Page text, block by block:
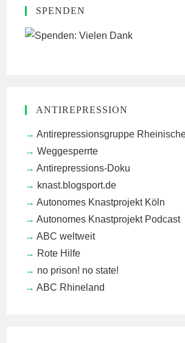
SPENDEN
ANTIREPRESSION
Antirepressionsgruppe
Weggesperrte
Antirepressions-Doku
knast.blogsport.de
Autonomes Knastprojekt Köln
Autonomes Knastprojekt Podcast
ABC weltweit
Rote Hilfe
no prison! no state!
ABC Rhineland